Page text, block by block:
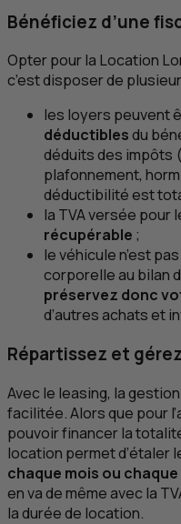
Bénéficiez d’une
Opter pour la Location
c’est disposer de
les loyers peuvent
déductiblesdu
déduits des impôts
plafonnement,
déductibilité est
la TVAversée pour
récupérable ;
le véhicule n’est
corporelle au bilan
préservez donc
d’autres achats et
Répartissez et
Avec le leasing, la
facilitée. Alors que pour
pouvoir financer la
location permet d’étaler
chaque mois ou
en va de même avec la
la durée de location.